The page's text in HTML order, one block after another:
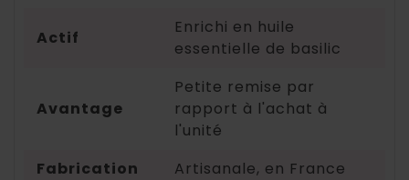
Actif
Enrichi en huile
essentielle de basilic
Avantage
Petite remise par
rapport à l'achat à
l'unité
Fabrication
Artisanale, en France